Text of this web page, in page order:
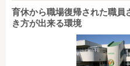
育休から職場復帰された職員
き方が出来る環境